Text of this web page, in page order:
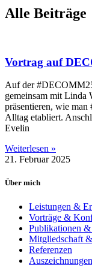
Alle Beiträge
Vortrag auf
Auf der
gemeinsam mit
präsentieren, wie
Alltag etabliert.
Evelin
Weiterlesen »
21. Februar 2025
Über mich
Leistungen &
Vorträge &
Publikationen
Mitgliedschaft
Referenzen
Auszeichnungen